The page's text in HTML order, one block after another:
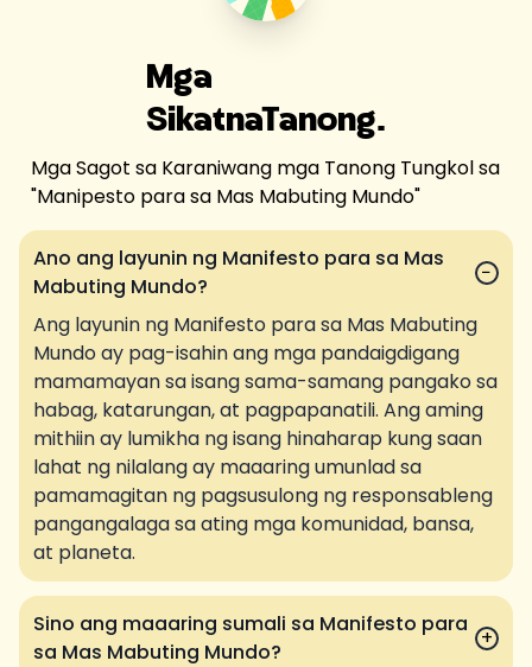
Mga
SikatnaTanong.
Mga Sagot sa Karaniwang mga Tanong Tungkol sa
"Manipesto para sa Mas Mabuting Mundo"
Ano ang layunin ng Manifesto para sa Mas
Mabuting Mundo?
−
Ang layunin ng Manifesto para sa Mas Mabuting
Mundo ay pag-isahin ang mga pandaigdigang
mamamayan sa isang sama-samang pangako sa
habag, katarungan, at pagpapanatili. Ang aming
mithiin ay lumikha ng isang hinaharap kung saan
lahat ng nilalang ay maaaring umunlad sa
pamamagitan ng pagsusulong ng responsableng
pangangalaga sa ating mga komunidad, bansa,
at planeta.
Sino ang maaaring sumali sa Manifesto para
sa Mas Mabuting Mundo?
+